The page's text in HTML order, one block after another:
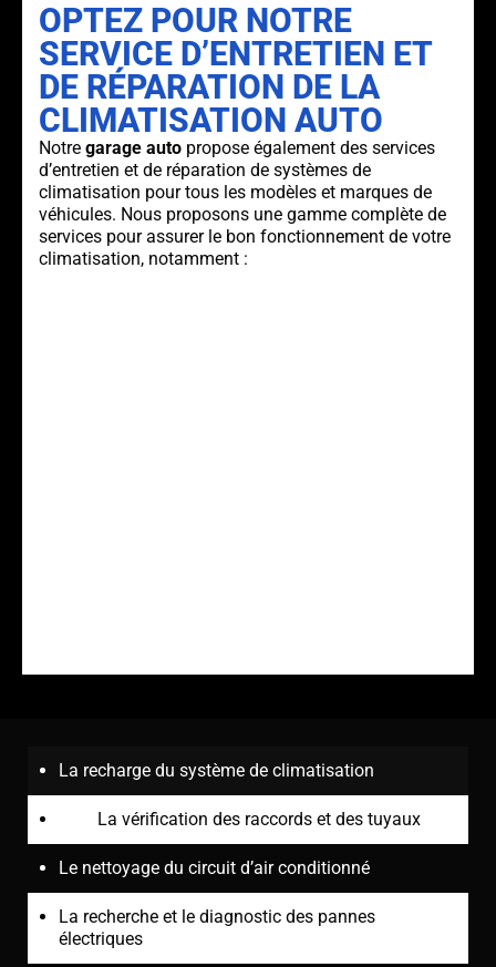
OPTEZ POUR NOTRE
SERVICE D’ENTRETIEN ET
DE RÉPARATION DE LA
CLIMATISATION AUTO
Notre garage auto propose également des services
d’entretien et de réparation de systèmes de
climatisation pour tous les modèles et marques de
véhicules. Nous proposons une gamme complète de
services pour assurer le bon fonctionnement de votre
climatisation, notamment :
La recharge du système de climatisation
La vérification des raccords et des tuyaux
Le nettoyage du circuit d’air conditionné
La recherche et le diagnostic des pannes
électriques